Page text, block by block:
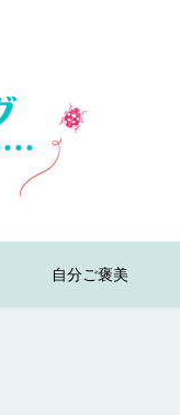
自分ご褒美